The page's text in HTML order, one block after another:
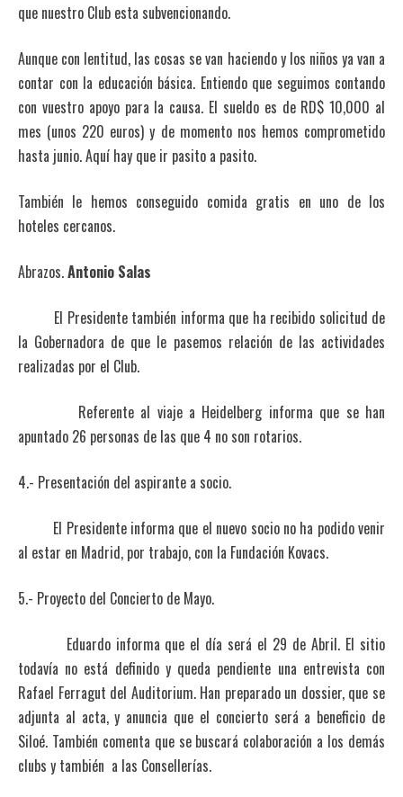
que nuestro Club esta subvencionando.
Aunque con lentitud, las cosas se van haciendo y los niños ya van a
contar con la educación básica. Entiendo que seguimos contando
con vuestro apoyo para la causa. El sueldo es de RD$ 10,000 al
mes (unos 220 euros) y de momento nos hemos comprometido
hasta junio. Aquí hay que ir pasito a pasito.
También le hemos conseguido comida gratis en uno de los
hoteles cercanos.
Abrazos.Antonio Salas
El Presidente también informa que ha recibido solicitud de
la Gobernadora de que le pasemos relación de las actividades
realizadas por el Club.
Referente al viaje a Heidelberg informa que se han
apuntado 26 personas de las que 4 no son rotarios.
4.- Presentación del aspirante a socio.
El Presidente informa que el nuevo socio no ha podido venir
al estar en Madrid, por trabajo, con la Fundación Kovacs.
5.- Proyecto del Concierto de Mayo.
Eduardo informa que el día será el 29 de Abril. El sitio
todavía no está definido y queda pendiente una entrevista con
Rafael Ferragut del Auditorium. Han preparado un dossier, que se
adjunta al acta, y anuncia que el concierto será a beneficio de
Siloé. También comenta que se buscará colaboración a los demás
clubs y también a las Consellerías.